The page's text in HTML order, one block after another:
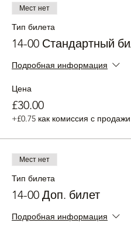
Мест нет
Тип билета
14-00 Стандартный
Подробная информация
Цена
£30.00
+£0.75 как комиссия с
Мест нет
Тип билета
14-00 Доп. билет
Подробная информация